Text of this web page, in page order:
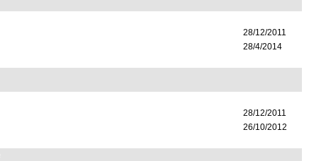
28/12/2011
28/4/2014
28/12/2011
26/10/2012